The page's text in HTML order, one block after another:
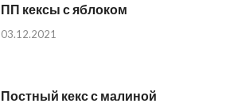
ПП кексы с яблоком
03.12.2021
Постный кекс с малиной